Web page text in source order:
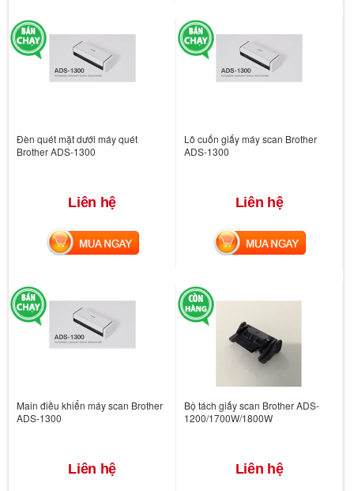
Đèn quét mặt dưới máy quét
Brother ADS-1300
Liên hệ
MUA NGAY
Lô cuốn giấy máy scan Brother
ADS-1300
Liên hệ
MUA NGAY
Main điều khiển máy scan Brother
ADS-1300
Liên hệ
Bộ tách giấy scan Brother ADS-
1200/1700W/1800W
Liên hệ